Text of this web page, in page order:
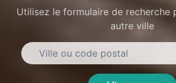
Utilisez le formulaire de recherche
autre ville